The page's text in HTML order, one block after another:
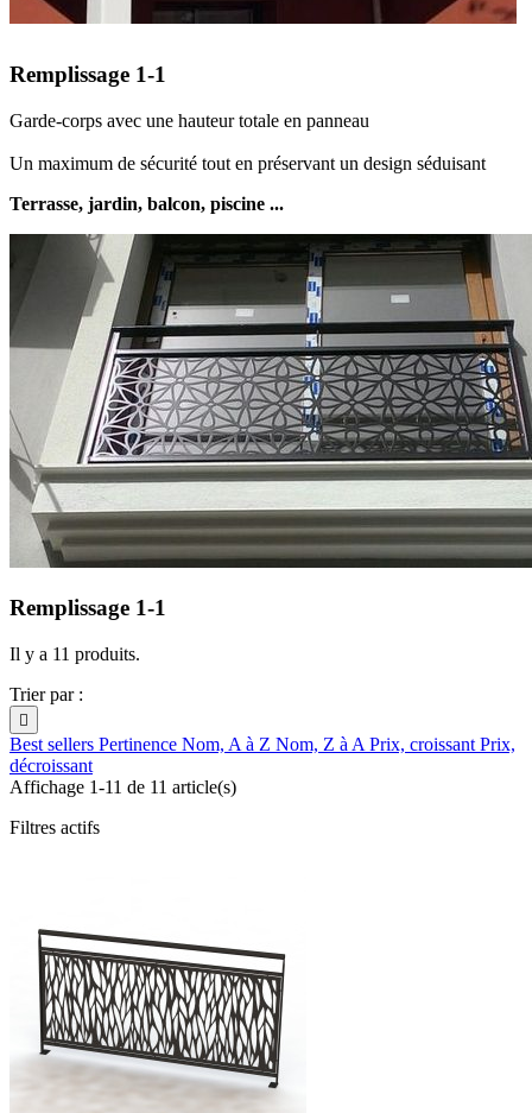
Remplissage 1-1
Garde-corps avec une hauteur totale en panneau
Un maximum de sécurité tout en préservant un design séduisant
Terrasse, jardin, balcon, piscine ...
Remplissage 1-1
Il y a 11 produits.
Trier par :

Best sellers Pertinence Nom, A à Z Nom, Z à A Prix, croissant Prix,
décroissant
Affichage 1-11 de 11 article(s)
Filtres actifs